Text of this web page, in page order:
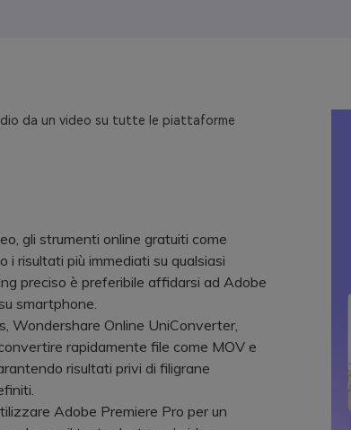
da un video su tutte le piattaforme
gli strumenti online gratuiti come
risultati più immediati su qualsiasi
preciso è preferibile affidarsi ad Adobe
smartphone.
Online UniConverter,
rapidamente file come MOV e
risultati privi di filigrane
Adobe Premiere Pro per un